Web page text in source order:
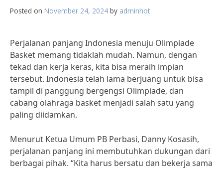
Posted on November 24, 2024 by adminhot
Perjalanan panjang Indonesia menuju Olimpiade
Basket memang tidaklah mudah. Namun, dengan
tekad dan kerja keras, kita bisa meraih impian
tersebut. Indonesia telah lama berjuang untuk bisa
tampil di panggung bergengsi Olimpiade, dan
cabang olahraga basket menjadi salah satu yang
paling diidamkan.
Menurut Ketua Umum PB Perbasi, Danny Kosasih,
perjalanan panjang ini membutuhkan dukungan dari
berbagai pihak. “Kita harus bersatu dan bekerja sama